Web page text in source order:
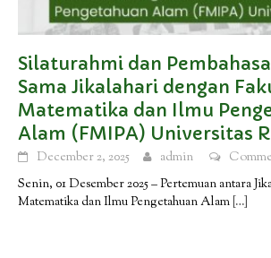
Silaturahmi dan
Sama Jikalahari dengan
Matematika dan Ilmu
Alam (FMIPA) Universitas
December 2, 2025 admin
Senin, 01 Desember 2025 – Pertemuan antara
Matematika dan Ilmu Pengetahuan Alam […]